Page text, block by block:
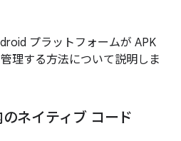
プラットフォームが APK
理する方法について説明しま
ネイティブ コード